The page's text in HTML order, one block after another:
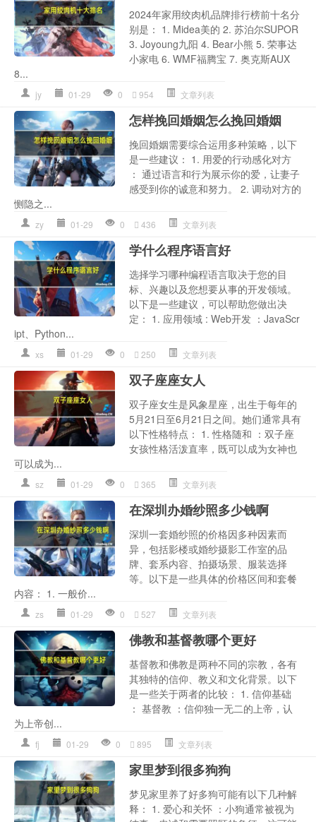
2024年家用绞肉机品牌排行榜前十名分
别是： 1. Midea美的 2. 苏泊尔SUPOR
3. Joyoung九阳 4. Bear小熊 5. 荣事达
小家电 6. WMF福腾宝 7. 奥克斯AUX
8...
jy 01-29 0 954 文章列表
怎样挽回婚姻怎么挽回婚姻
挽回婚姻需要综合运用多种策略，以下
是一些建议： 1. 用爱的行动感化对方
： 通过语言和行为展示你的爱，让妻子
感受到你的诚意和努力。 2. 调动对方的
恻隐之...
zy 01-29 0 436 文章列表
学什么程序语言好
选择学习哪种编程语言取决于您的目
标、兴趣以及您想要从事的开发领域。
以下是一些建议，可以帮助您做出决
定： 1. 应用领域 : Web开发 ：JavaScr
ipt、Python...
xs 01-29 0 250 文章列表
双子座座女人
双子座女生是风象星座，出生于每年的
5月21日至6月21日之间。她们通常具有
以下性格特点： 1. 性格随和 ：双子座
女孩性格活泼直率，既可以成为女神也
可以成为...
sz 01-29 0 365 文章列表
在深圳办婚纱照多少钱啊
深圳一套婚纱照的价格因多种因素而
异，包括影楼或婚纱摄影工作室的品
牌、套系内容、拍摄场景、服装选择
等。以下是一些具体的价格区间和套餐
内容： 1. 一般价...
zs 01-29 0 527 文章列表
佛教和基督教哪个更好
基督教和佛教是两种不同的宗教，各有
其独特的信仰、教义和文化背景。以下
是一些关于两者的比较： 1. 信仰基础
： 基督教 ：信仰独一无二的上帝，认
为上帝创...
fj 01-29 0 895 文章列表
家里梦到很多狗狗
梦见家里养了好多狗可能有以下几种解
释： 1. 爱心和关怀 ：小狗通常被视为